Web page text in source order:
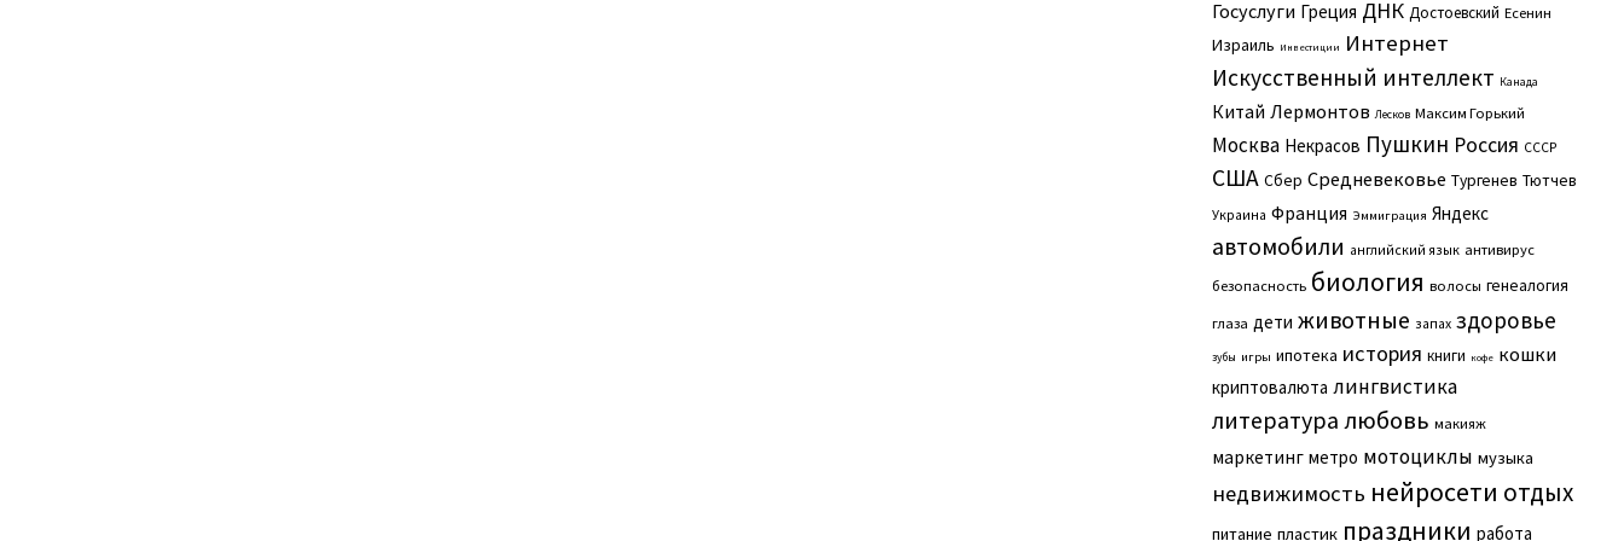
Госуслуги Греция ДНК Достоевский Есенин
Израиль Инвестиции Интернет
Искусственный интеллект Канада
Китай Лермонтов Лесков Максим Горький
Москва Некрасов Пушкин Россия СССР
США Сбер Средневековье Тургенев Тютчев
Украина Франция Эммиграция Яндекс
автомобили английский язык антивирус
безопасность биология волосы генеалогия
глаза дети животные запах здоровье
зубы игры ипотека история книги кофе кошки
криптовалюта лингвистика
литература любовь макияж
маркетинг метро мотоциклы музыка
недвижимость нейросети отдых
питание пластик праздники работа